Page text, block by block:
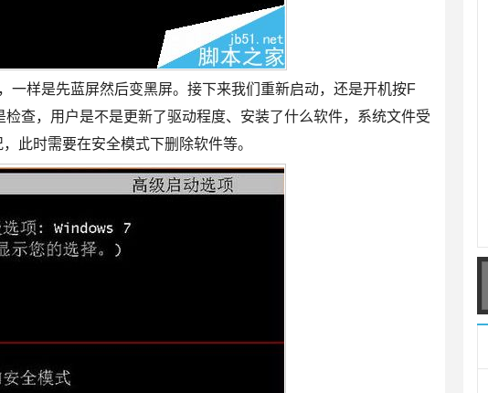
一样是先蓝屏然后变黑屏。接下来我们重新启动，还是开机按F
查，用户是不是更新了驱动程度、安装了什么软件，系统文件受
此时需要在安全模式下删除软件等。